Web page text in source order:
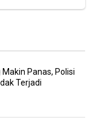
Panas, Polisi
Terjadi